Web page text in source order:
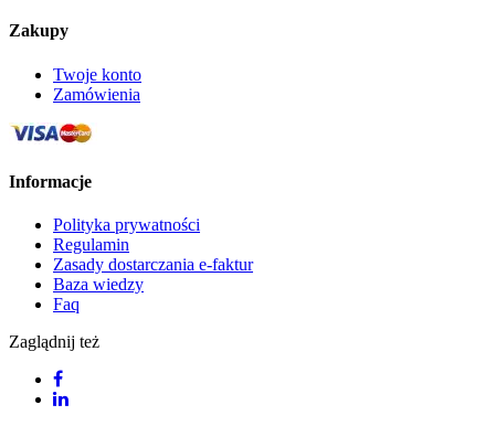
Zakupy
Twoje konto
Zamówienia
Informacje
Polityka prywatności
Regulamin
Zasady dostarczania e-faktur
Baza wiedzy
Faq
Zaglądnij też